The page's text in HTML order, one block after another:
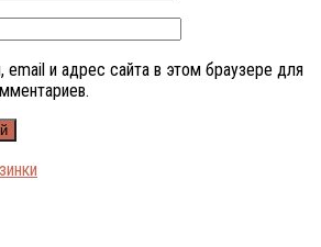
email и адрес сайта в этом браузере для